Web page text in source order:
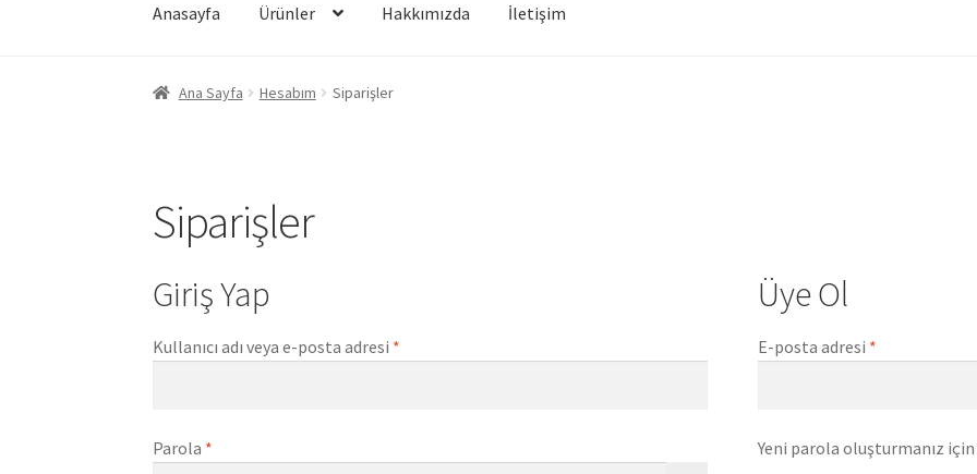
Anasayfa Ürünler Hakkımızda İletişim
Ana Sayfa Hesabım Siparişler
Siparişler
Giriş Yap
Kullanıcı adı veya e-posta adresi *
Parola *
Üye Ol
E-posta adresi *
Yeni parola oluşturmanız